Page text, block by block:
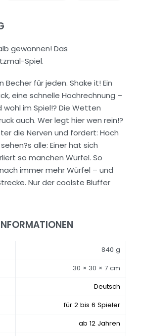
gewonnen! Das
Spiel.
Becher für jeden. Shake it! Ein
eine schnelle Hochrechnung –
wohl im Spiel!? Die Wetten
auch. Wer legt hier wen rein!?
die Nerven und fordert: Hoch
alle: Einer hat sich
so manchen Würfel. So
immer mehr Würfel – und
Nur der coolste Bluffer
840 g
30 × 30 × 7 cm
Deutsch
für 2 bis 6 Spieler
ab 12 Jahren